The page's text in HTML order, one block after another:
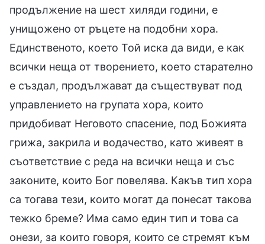
продължение на шест хиляди години, е
унищожено от ръцете на подобни хора.
Единственото, което Той иска да види, е как
всички неща от творението, което старателно
е създал, продължават да съществуват под
управлението на групата хора, които
придобиват Неговото спасение, под Божията
грижа, закрила и водачество, като живеят в
съответствие с реда на всички неща и със
законите, които Бог повелява. Какъв тип хора
са тогава тези, които могат да понесат такова
тежко бреме? Има само един тип и това са
онези, за които говоря, които се стремят към